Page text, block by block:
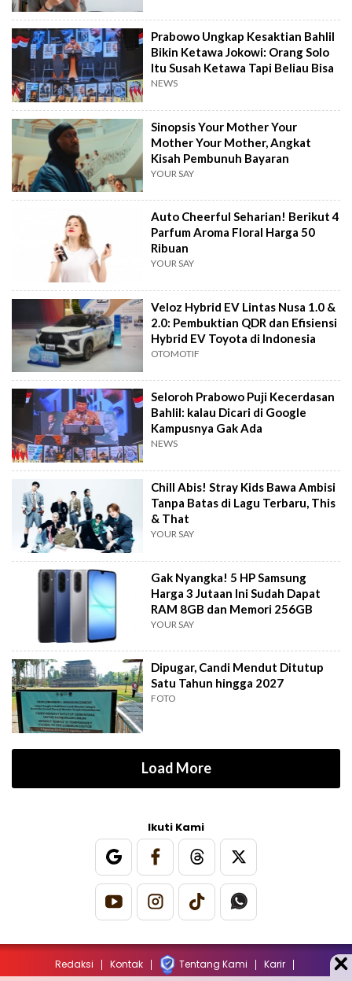
Prabowo Ungkap Kesaktian Bahlil
Bikin Ketawa Jokowi: Orang Solo
Itu Susah Ketawa Tapi Beliau Bisa
NEWS
Sinopsis Your Mother Your
Mother Your Mother, Angkat
Kisah Pembunuh Bayaran
YOUR SAY
Auto Cheerful Seharian! Berikut 4
Parfum Aroma Floral Harga 50
Ribuan
YOUR SAY
Veloz Hybrid EV Lintas Nusa 1.0 &
2.0: Pembuktian QDR dan Efisiensi
Hybrid EV Toyota di Indonesia
OTOMOTIF
Seloroh Prabowo Puji Kecerdasan
Bahlil: kalau Dicari di Google
Kampusnya Gak Ada
NEWS
Chill Abis! Stray Kids Bawa Ambisi
Tanpa Batas di Lagu Terbaru, This
& That
YOUR SAY
Gak Nyangka! 5 HP Samsung
Harga 3 Jutaan Ini Sudah Dapat
RAM 8GB dan Memori 256GB
YOUR SAY
Dipugar, Candi Mendut Ditutup
Satu Tahun hingga 2027
FOTO
Load More
Ikuti Kami
Redaksi Kontak Tentang Kami
Karir